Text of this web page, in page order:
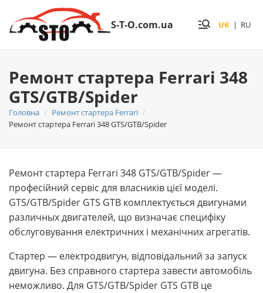
S-T-O.com.ua UK | RU
Ремонт стартера Ferrari 348
GTS/GTB/Spider
Головна
Ремонт стартера Ferrari
Ремонт стартера Ferrari 348 GTS/GTB/Spider
Ремонт стартера Ferrari 348 GTS/GTB/Spider —
професійний сервіс для власників цієї моделі.
GTS/GTB/Spider GTS GTB комплектується двигунами
различных двигателей, що визначає специфіку
обслуговування електричних і механічних агрегатів.
Стартер — електродвигун, відповідальний за запуск
двигуна. Без справного стартера завести автомобіль
неможливо. Для GTS/GTB/Spider GTS GTB це